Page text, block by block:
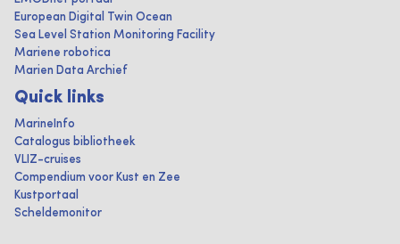
European Digital Twin Ocean
Sea Level Station Monitoring Facility
Mariene robotica
Marien Data Archief
Quick links
MarineInfo
Catalogus bibliotheek
VLIZ-cruises
Compendium voor Kust en Zee
Kustportaal
Scheldemonitor